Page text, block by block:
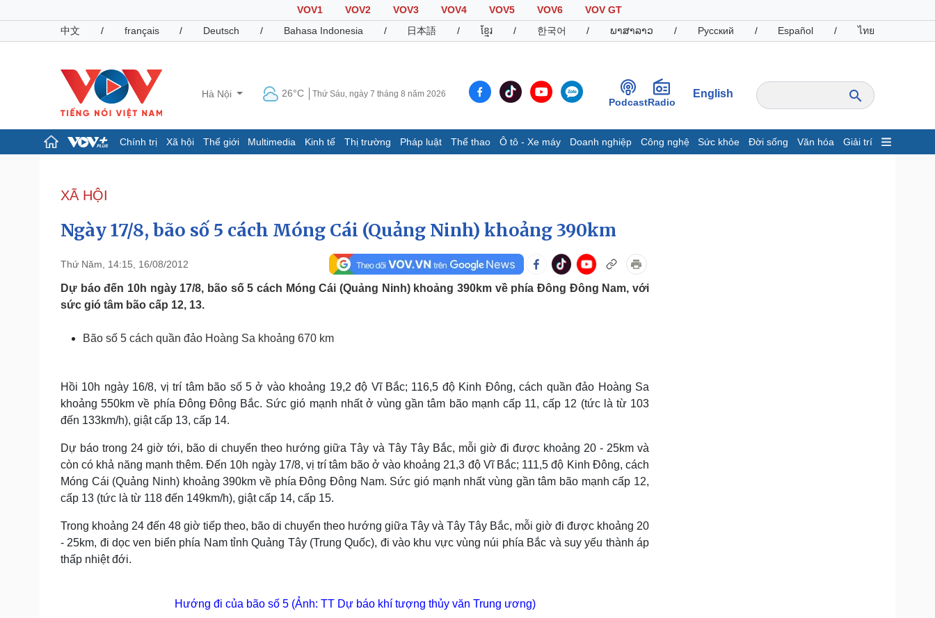
VOV1 VOV2 VOV3 VOV4 VOV5 VOV6
VOV GT
中文
/ français / Deutsch / Bahasa Indonesia / 日本語 / ខ្មែរ / 한국어 / ພາສາລາວ / Русский / Español / ไทย
Hà Nội 26°C Thứ Sáu, ngày 7 tháng 8 năm 2026
PodcastRadio
English
Chính trị Xã hội Thế giới Multimedia Kinh tế Thị trường Pháp luật Thể thao Ô tô - Xe máy Doanh nghiệp Công nghệ Sức khỏe Đời sống Văn hóa Giải trí
Đảng
Tổ chức nhân sự
Nhận diện sự thật
Giáo dục
Dấu ấn VOV
E-Magazine
Infographic
Pháp luật
Vụ án
Tư vấn luật
Quân sự - Quốc phòng
Phân tích
Thể thao
Ô tô - Xe máy
Doanh nghiệp
Sức khỏe
Dinh dưỡng - món ngon
Cây thuốc
Nhi khoa
Nam khoa
Làm đẹp - giảm cân
Phòng mạch online
Ăn sạch sống khỏe
Đời sống
Nhà đẹp
Blog
Văn hóa
Sân khấu - Điện ảnh
Di sản
Giải trí
Nghệ sĩ
Du lịch
Tư vấn
Cải chính
XÃ HỘI
Ngày 17/8, bão số 5 cách Móng Cái (Quảng Ninh) khoảng 390km
Thứ Năm, 14:15, 16/08/2012
Dự báo đến 10h ngày 17/8, bão số 5 cách Móng Cái (Quảng Ninh) khoảng 390km về phía Đông Đông Nam, với
sức gió tâm bão cấp 12, 13.
Bão số 5 cách quần đảo Hoàng Sa khoảng 670 km
Hồi 10h ngày 16/8, vị trí tâm bão số 5 ở vào khoảng 19,2 độ Vĩ Bắc; 116,5 độ Kinh Đông, cách quần đảo Hoàng Sa
khoảng 550km về phía Đông Đông Bắc. Sức gió mạnh nhất ở vùng gần tâm bão mạnh cấp 11, cấp 12 (tức là từ 103
đến 133km/h), giật cấp 13, cấp 14.
Dự báo trong 24 giờ tới, bão di chuyển theo hướng giữa Tây và Tây Tây Bắc, mỗi giờ đi được khoảng 20 - 25km và
còn có khả năng mạnh thêm. Đến 10h ngày 17/8, vị trí tâm bão ở vào khoảng 21,3 độ Vĩ Bắc; 111,5 độ Kinh Đông, cách
Móng Cái (Quảng Ninh) khoảng 390km về phía Đông Đông Nam. Sức gió mạnh nhất vùng gần tâm bão mạnh cấp 12,
cấp 13 (tức là từ 118 đến 149km/h), giật cấp 14, cấp 15.
Trong khoảng 24 đến 48 giờ tiếp theo, bão di chuyển theo hướng giữa Tây và Tây Tây Bắc, mỗi giờ đi được khoảng 20
- 25km, đi dọc ven biển phía Nam tỉnh Quảng Tây (Trung Quốc), đi vào khu vực vùng núi phía Bắc và suy yếu thành áp
thấp nhiệt đới.
Hướng đi của bão số 5 (Ảnh: TT Dự báo khí tượng thủy văn Trung ương)